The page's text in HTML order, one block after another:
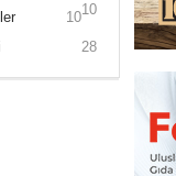
10
10
28